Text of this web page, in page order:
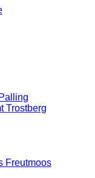
Trostberg
Freutmoos